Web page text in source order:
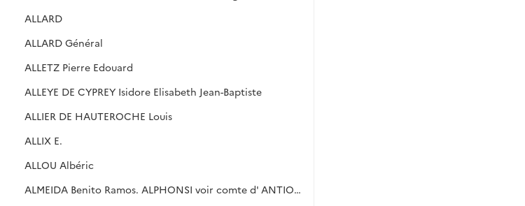
ALLARD
ALLARD Général
ALLETZ Pierre Edouard
ALLEYE DE CYPREY Isidore Elisabeth Jean-Baptiste
ALLIER DE HAUTEROCHE Louis
ALLIX E.
ALLOU Albéric
ALMEIDA Benito Ramos. ALPHONSI voir comte d' ANTIOCHE